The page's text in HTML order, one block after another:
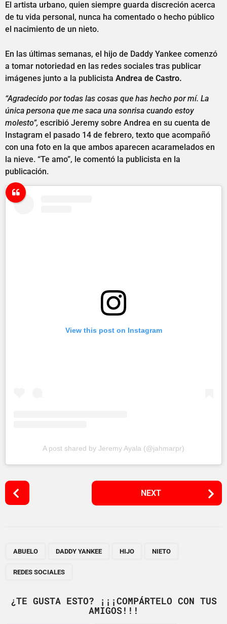
El artista urbano, quien siempre guarda discreción acerca
de tu vida personal, nunca ha comentado o hecho público
el nacimiento de un nieto.
En las últimas semanas, el hijo de Daddy Yankee comenzó
a tomar notoriedad en las redes sociales tras publicar
imágenes junto a la publicista Andrea de Castro.
“Agradecido por todas las cosas que has hecho por mí. La
única persona que me saca una sonrisa cuando estoy
molesto”, escribió Jeremy sobre Andrea en su cuenta de
Instagram el pasado 14 de febrero, texto que acompañó
con una foto en la que ambos aparecen acaramelados en
la nieve. “Te amo”, le comentó la publicista en la
publicación.
View this post on Instagram
A post shared by Jeremy Ayala (@jahmarpr)
P
o
NEXT
ABUELO DADDY YANKEE HIJO NIETO
REDES SOCIALES
¿TE GUSTA ESTO? ¡¡¡COMPÁRTELO CON TUS
AMIGOS!!!